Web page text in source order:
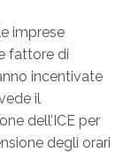
imprese
fattore di
incentivate
il
dell’ICE per
degli orari